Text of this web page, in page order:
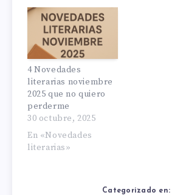
4 Novedades
literarias noviembre
2025 que no quiero
perderme
30 octubre, 2025
En «Novedades
literarias»
Categorizado en: